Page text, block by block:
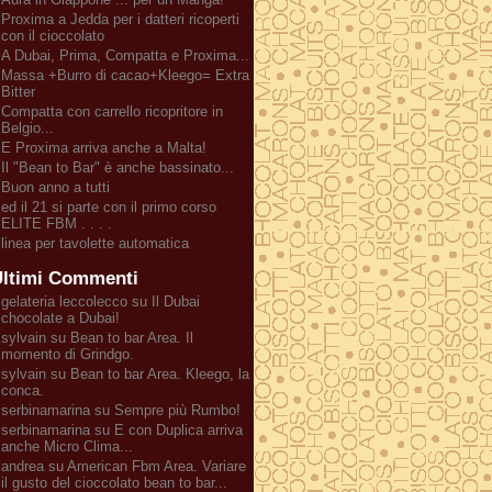
Proxima a Jedda per i datteri ricoperti
con il cioccolato
A Dubai, Prima, Compatta e Proxima...
Massa +Burro di cacao+Kleego= Extra
Bitter
Compatta con carrello ricopritore in
Belgio...
E Proxima arriva anche a Malta!
Il "Bean to Bar" è anche bassinato...
Buon anno a tutti
ed il 21 si parte con il primo corso
ELITE FBM . . . .
linea per tavolette automatica
Commenti
gelateria leccolecco su Il Dubai
chocolate a Dubai!
sylvain su Bean to bar Area. Il
momento di Grindgo.
sylvain su Bean to bar Area. Kleego, la
conca.
serbinamarina su Sempre più Rumbo!
serbinamarina su E con Duplica arriva
anche Micro Clima...
andrea su American Fbm Area. Variare
il gusto del cioccolato bean to bar...